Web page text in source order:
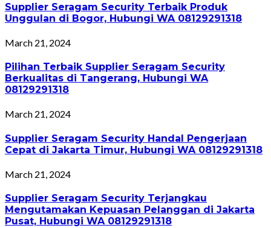
Supplier Seragam Security Terbaik Produk
Unggulan di Bogor, Hubungi WA 08129291318
March 21, 2024
Pilihan Terbaik Supplier Seragam Security
Berkualitas di Tangerang, Hubungi WA
08129291318
March 21, 2024
Supplier Seragam Security Handal Pengerjaan
Cepat di Jakarta Timur, Hubungi WA 08129291318
March 21, 2024
Supplier Seragam Security Terjangkau
Mengutamakan Kepuasan Pelanggan di Jakarta
Pusat, Hubungi WA 08129291318